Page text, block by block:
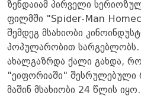
ზენდაიამ პირველი
ფილმში "Spider-Man
შემდეგ მსახიობი
პოპულარობით სარგებლობს.
ახალგაზრდა ქალი გახდა,
"ეიფორიაში"
მაშინ მსახიობი 24 წლის იყო.